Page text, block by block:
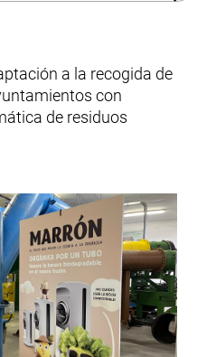
a la recogida de
con
de residuos